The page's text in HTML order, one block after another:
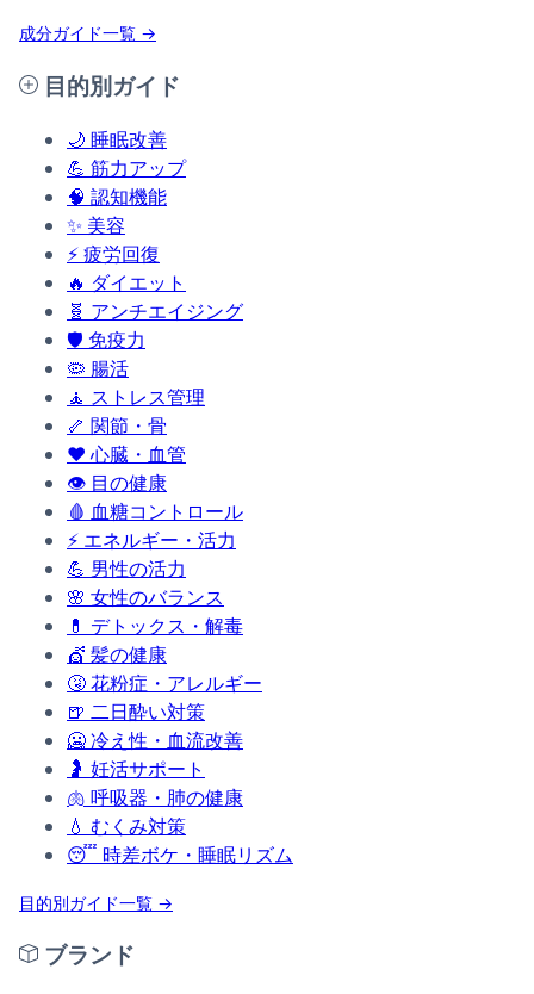
成分ガイド一覧 →
目的別ガイド
🌙 睡眠改善
💪 筋力アップ
🧠 認知機能
✨ 美容
⚡疲労回復
🔥 ダイエット
🧬 アンチエイジング
🛡️ 免疫力
🦠 腸活
🧘 ストレス管理
🦴 関節・骨
❤️ 心臓・血管
👁️ 目の健康
🩸 血糖コントロール
⚡ エネルギー・活力
💪 男性の活力
🌸 女性のバランス
💊 デトックス・解毒
💇 髪の健康
🤧花粉症・アレルギー
🍺 二日酔い対策
🥶冷え性・血流改善
🤰 妊活サポート
🫁 呼吸器・肺の健康
💧 むくみ対策
😴 時差ボケ・睡眠リズム
目的別ガイド一覧 →
ブランド